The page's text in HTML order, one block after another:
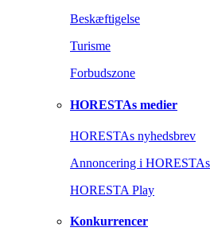
Beskæftigelse
Turisme
Forbudszone
HORESTAs medier
HORESTAs nyhedsbrev
Annoncering i
HORESTA Play
Konkurrencer